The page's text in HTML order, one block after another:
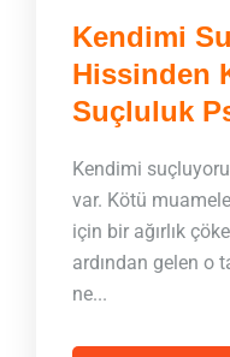
Kendimi
Hissinden
Suçluluk
Kendimi
var. Kötü
için bir ağırlık
ardından gelen o
ne...